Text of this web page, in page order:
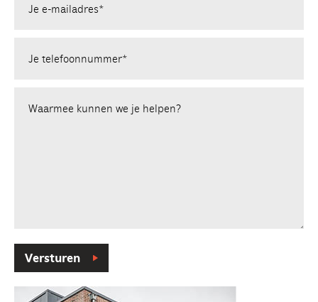
Je e-mailadres*
Je telefoonnummer*
Waarmee kunnen we je helpen?
Versturen